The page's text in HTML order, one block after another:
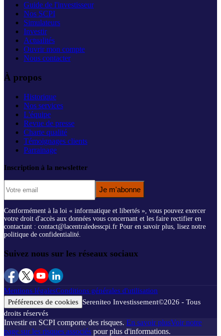
Guide de l'investisseur
Nos SCPI
Simulateurs
Investir
Actualités
Ouvrir mon compte
Nous contacter
À propos
Historique
Nos services
L'équipe
Revue de presse
Charte qualité
Témoignages clients
Parrainage
Inscription à la newsletter
Je m'abonne
Conformément à la loi « informatique et libertés », vous pouvez exercer
votre droit d'accès aux données vous concernant et les faire rectifier en
contactant : contact@lacentraledesscpi.fr Pour en savoir plus, lisez notre
politique de confidentialité.
Suivez nous sur les réseaux sociaux
Mentions légalesConditions générales d'utilisation
Préférences de cookies Sereniteo Investissement©2026 - Tous
droits réservés
Investir en SCPI comporte des risques. En savoir plusVoir notre
page sur les risques associés pour plus d'informations.